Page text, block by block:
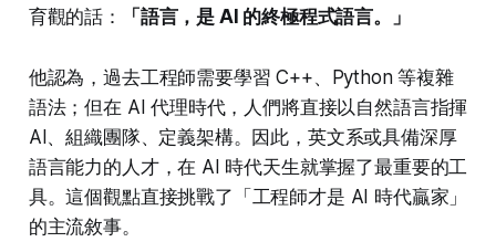
育觀的話：
「語言，是 AI 的終極程式語言。」
他認為，過去工程師需要學習 C++、Python 等複雜
語法；但在 AI 代理時代，人們將直接以自然語言指揮
AI、組織團隊、定義架構。因此，英文系或具備深厚
語言能力的人才，在 AI 時代天生就掌握了最重要的工
具。這個觀點直接挑戰了「工程師才是 AI 時代贏家」
的主流敘事。